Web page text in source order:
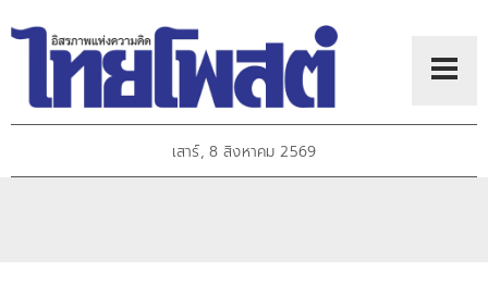
เสาร์, 8 สิงหาคม 2569